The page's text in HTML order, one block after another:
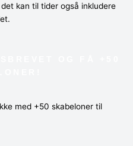
kan til tider også inkludere